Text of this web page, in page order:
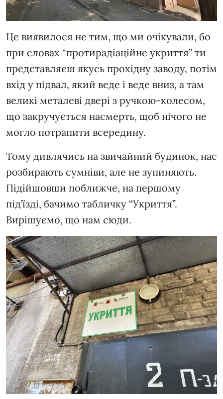
Це виявилося не тим, що ми очікували, бо
при словах “протирадіаційне укриття” ти
представляєш якусь прохідну заводу, потім
вхід у підвал, який веде і веде вниз, а там
великі металеві двері з ручкою-колесом,
що закручується насмерть, щоб нічого не
могло потрапити всередину.
Тому дивлячись на звичайний будинок, нас
розбирають сумніви, але не зупиняють.
Підійшовши поближче, на першому
під’їзді, бачимо табличку “Укриття”.
Вирішуємо, що нам сюди.